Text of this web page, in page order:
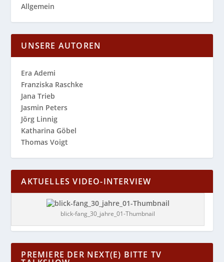
Allgemein
UNSERE AUTOREN
Era Ademi
Franziska Raschke
Jana Trieb
Jasmin Peters
Jörg Linnig
Katharina Göbel
Thomas Voigt
AKTUELLES VIDEO-INTERVIEW
blick-fang_30_jahre_01-Thumbnail
PREMIERE DER NEXT(E) BITTE TV